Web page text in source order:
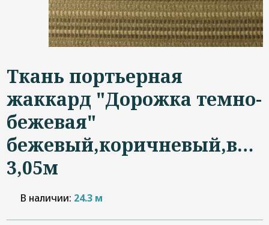
Ткань портьерная
жаккард "Дорожка темно-
бежевая"
3,05м
В наличии: 24.3 м